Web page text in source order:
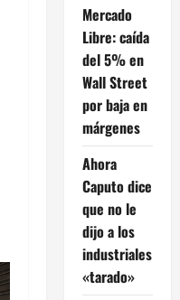
Mercado
Libre: caída
del 5% en
Wall Street
por baja en
márgenes
Ahora
Caputo dice
que no le
dijo a los
industriales
«tarado»